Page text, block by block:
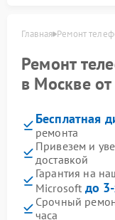
Главная Ремонт
Ремонт
в Москве
Бесплатная
ремонта
Привезем и
доставкой
Гарантия на
Microsoft до
Срочный
часа